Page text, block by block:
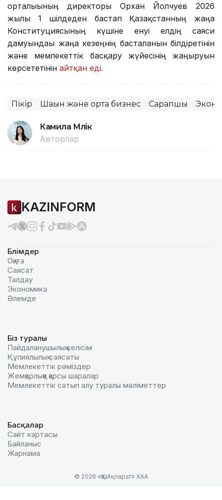
орталығының директоры Орхан Йолчуев 2026
жылғы 1 шілдеден бастап Қазақстанның жаңа
Конституциясының күшіне енуі елдің саяси
дамуындағы жаңа кезеңнің басталғанын білдіретінін
және мемлекеттік басқару жүйесінің жаңғыруын
көрсететінін айтқан еді.
Пікір Шағын және орта бизнес Сарапшы
Камила Мүлік
Авторлар
KAZINFORM
Бөлімдер
Оқиға
Саясат
Талдау
Экономика
Әлемде
Біз туралы
Пайдаланушылық келiciм
Құпиялылық саясаты
Мемлекеттік рәміздер
Жемқорлыққа қарсы шаралар
Мемлекеттік сатып алу туралы мәлiметтер
Басқалар
Сайт картасы
Байланыс
Жарнама
© 2026 «ҚазАқпарат» ХАА